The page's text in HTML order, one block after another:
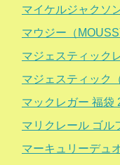
マイケルジャクソ
マウジー（
マジェスティック
マジェスティック
マックレガー 福袋
マリクレール ゴル
マーキュリーデュ